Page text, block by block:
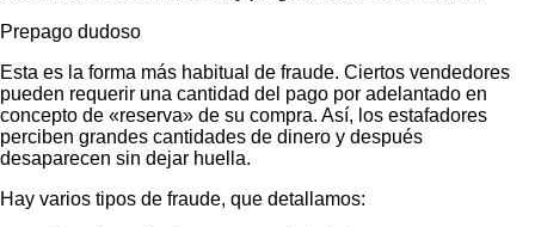
Prepago dudoso
Esta es la forma más habitual de fraude. Ciertos vendedores
pueden requerir una cantidad del pago por adelantado en
concepto de «reserva» de su compra. Así, los estafadores
perciben grandes cantidades de dinero y después
desaparecen sin dejar huella.
Hay varios tipos de fraude, que detallamos: